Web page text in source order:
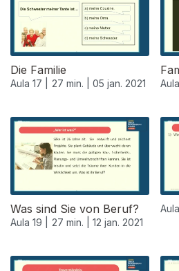
Die Familie
Aula 17 | 27 min. | 05 jan. 2021 Aula
Was sind Sie von Beruf?
Aula 19 | 27 min. | 12 jan. 2021